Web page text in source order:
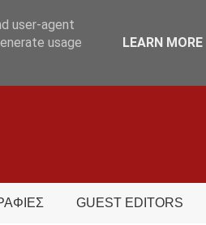
GUEST EDITORS
user-agent
usage
LEARN MORE